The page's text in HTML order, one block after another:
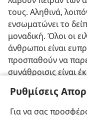
Ρυθμίσεις
Για να σας
τους. Αληθινά,
ενσωματώνει το
μοναδική. Όλοι οι
άνθρωποι είναι
προσπαθούν να
συνάθροισις είναι
στην «τράπεζα του
μολονότι ολίγοι